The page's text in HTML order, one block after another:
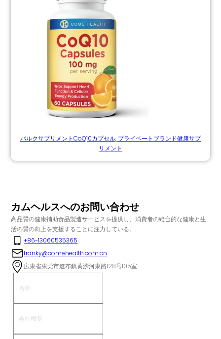
バルクサプリメントCoQ10カプセル, プライベートブランド健康サプ
リメント
カムヘルスへのお問い合わせ
高品質の健康補助食品製造サービスを提供し、消費者の総合的な健康と生
活の質の向上を支援することに注力している。
+86-13060535365
franky@comehealth.com.cn
広東省東莞市遼布鎮黄沙河東路128号105室